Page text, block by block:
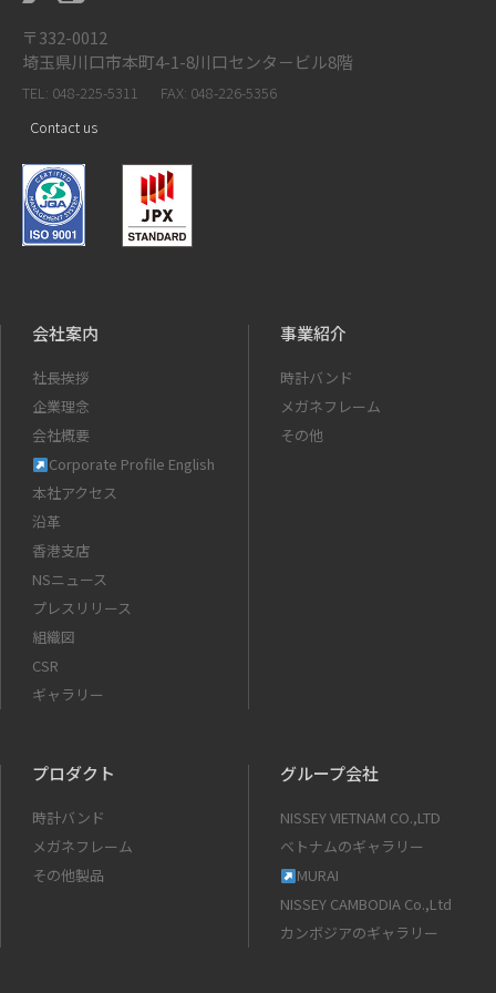
〒332-0012
埼玉県川口市本町4-1-8川口センタ－ビル8階
TEL: 048-225-5311
FAX: 048-226-5356
Contact us
会社案内
社長挨拶
企業理念
会社概要
Corporate Profile English
本社アクセス
沿革
香港支店
NSニュース
プレスリリース
組織図
CSR
ギャラリー
事業紹介
時計バンド
メガネフレーム
その他
プロダクト
時計バンド
メガネフレーム
その他製品
グループ会社
NISSEY VIETNAM CO.,LTD
ベトナムのギャラリー
MURAI
NISSEY CAMBODIA Co.,Ltd
カンボジアのギャラリー